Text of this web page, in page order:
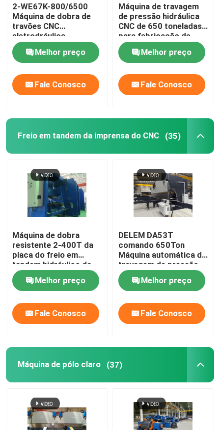
Máquina de soldadura robótico
equipamento da galvanização do mergulho quente
2-WE67K-800/6500
Máquina de dobra de
travões CNC
eletrodráulica
Melhor preço
Fale Conosco
Máquina de travagem
de pressão hidráulica
CNC de 650 toneladas
para fabricação de
postes leves e mastros
altos Melhor preço
Fale Conosco
Freio em tandem da imprensa do CNC (35)
Máquina de dobra
resistente 2-400T da
placa do freio em
tandem hidráulico da
imprensa do
CNC/7000mm
Melhor preço
Fale Conosco
DELEM DA53T
comando 650Ton
Máquina automática de
travagem de pressão
CNC
Melhor preço
Fale Conosco
Máquina de pólo claro (37)